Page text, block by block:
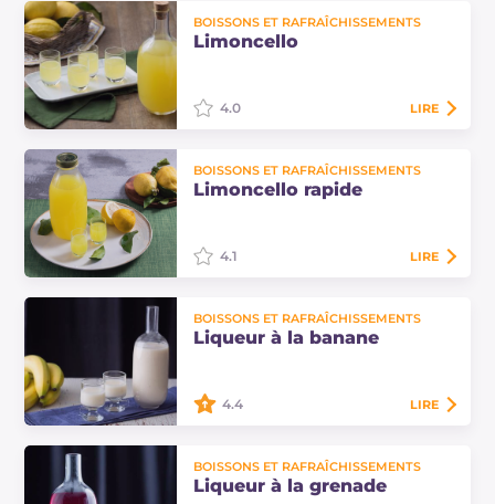
La crème de liqueur à la mandarine
et à la cannelle est un digestif
aromatique et agréablement
BOISSONS ET RAFRAÎCHISSEMENTS
Limoncello
Le limoncello est une liqueur
réalisée avec des zestes de citron,
une fin de repas agréable et
4.0 LIRE
BOISSONS ET RAFRAÎCHISSEMENTS
Limoncello rapide
préparation alternative du
classique limoncello, avec des
4.1 LIRE
BOISSONS ET RAFRAÎCHISSEMENTS
Liqueur à la banane
bananino, est une boisson
alcoolisée agréablement douce et
4.4 LIRE
BOISSONS ET RAFRAÎCHISSEMENTS
Liqueur à la grenade